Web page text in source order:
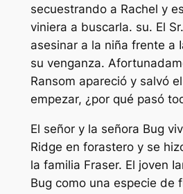
secuestrando a Rachel y
viniera a buscarla. su. El
asesinar a la niña frente a
su venganza.
Ransom apareció y salvó
empezar, ¿por qué pasó
El señor y la señora Bug
Ridge en forasteroy se
la familia Fraser. El joven
Bug como una especie de